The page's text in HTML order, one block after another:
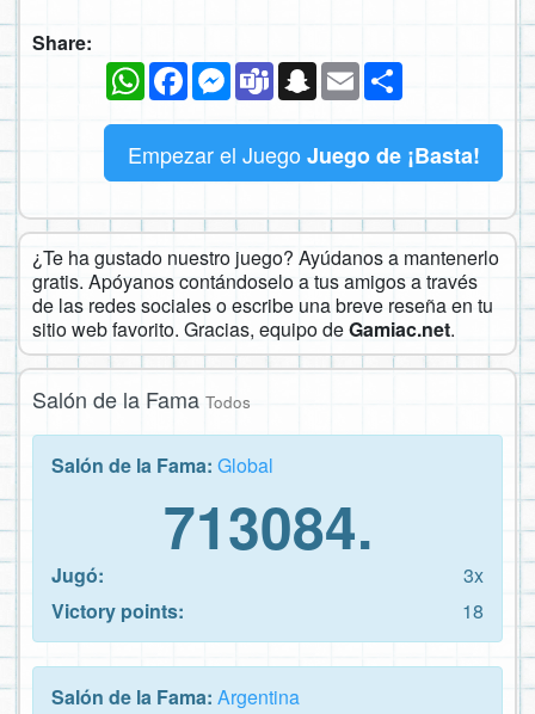
Share:
WhatsAppFacebookMessenger
TeamsSnapchat
Email
Empezar el Juego Juego de ¡Basta!
¿Te ha gustado nuestro juego? Ayúdanos a mantenerlo
gratis. Apóyanos contándoselo a tus amigos a través
de las redes sociales o escribe una breve reseña en tu
sitio web favorito. Gracias, equipo deGamiac.net.
Salón de la Fama Todos
Salón de la Fama: Global
713084.
Jugó:
3x
Victory points:
18
Salón de la Fama: Argentina